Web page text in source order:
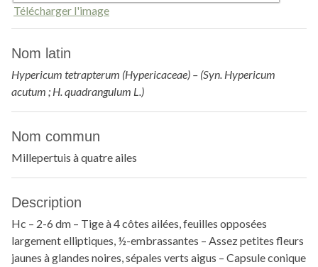
Télécharger l'image
Nom latin
Hypericum tetrapterum (Hypericaceae) – (Syn. Hypericum
acutum ; H. quadrangulum L.)
Nom commun
Millepertuis à quatre ailes
Description
Hc – 2-6 dm – Tige à 4 côtes ailées, feuilles opposées
largement elliptiques, ½-embrassantes – Assez petites fleurs
jaunes à glandes noires, sépales verts aigus – Capsule conique